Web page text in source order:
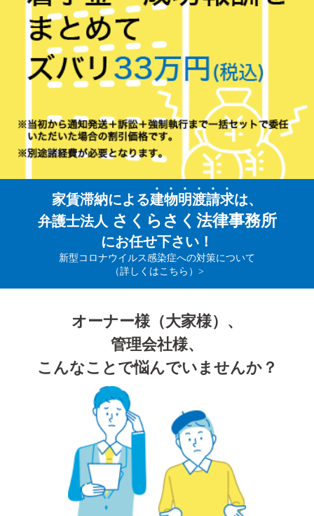
家賃滞納による建物明渡請求は、
弁護士法人 さくらさく法律事務所
にお任せ下さい！
新型コロナウイルス感染症への対策について
（詳しくはこちら）>
オーナー様（大家様）、
管理会社様、
こんなことで悩んでいませんか？